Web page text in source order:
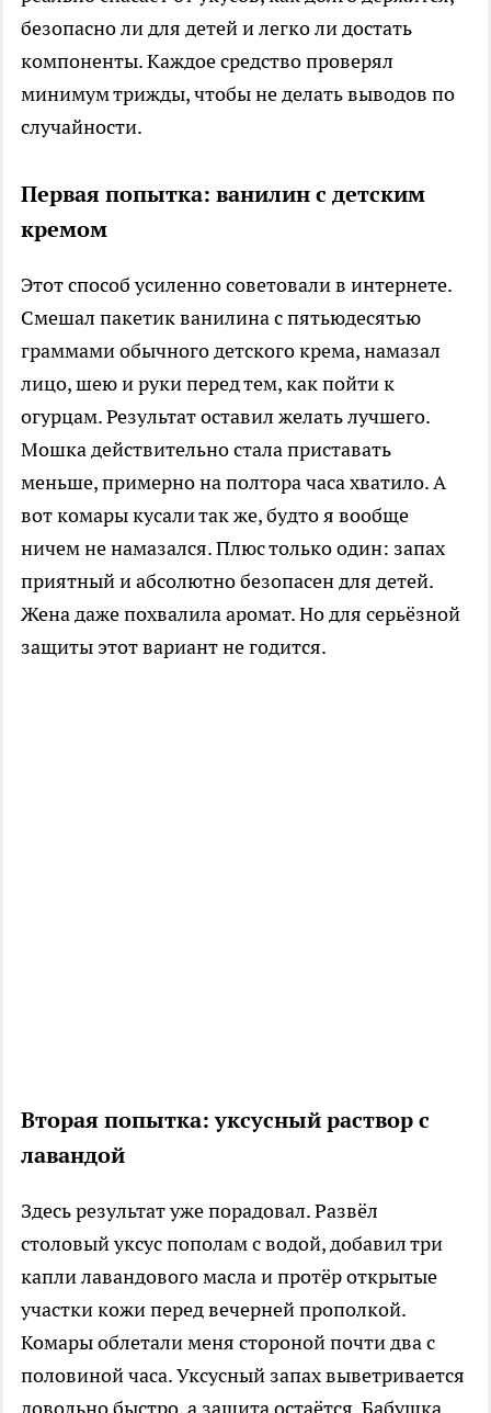
безопасно ли для детей и легко ли достать
компоненты. Каждое средство проверял
минимум трижды, чтобы не делать выводов по
случайности.
Первая попытка: ванилин с детским
кремом
Этот способ усиленно советовали в интернете.
Смешал пакетик ванилина с пятьюдесятью
граммами обычного детского крема, намазал
лицо, шею и руки перед тем, как пойти к
огурцам. Результат оставил желать лучшего.
Мошка действительно стала приставать
меньше, примерно на полтора часа хватило. А
вот комары кусали так же, будто я вообще
ничем не намазался. Плюс только один: запах
приятный и абсолютно безопасен для детей.
Жена даже похвалила аромат. Но для серьёзной
защиты этот вариант не годится.
Вторая попытка: уксусный раствор с
лавандой
Здесь результат уже порадовал. Развёл
столовый уксус пополам с водой, добавил три
капли лавандового масла и протёр открытые
участки кожи перед вечерней прополкой.
Комары облетали меня стороной почти два с
половиной часа. Уксусный запах выветривается
довольно быстро, а защита остаётся. Бабушка